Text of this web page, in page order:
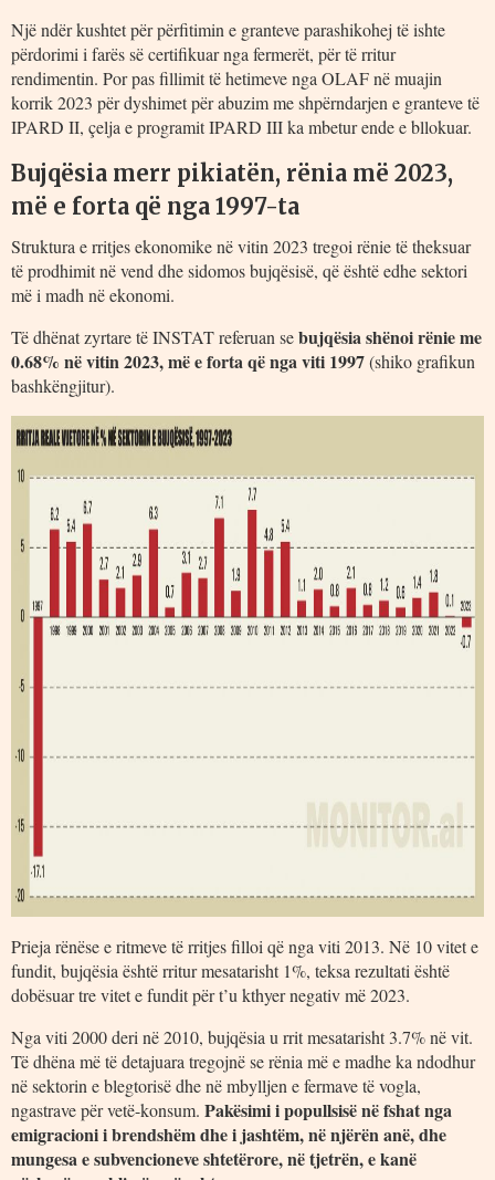
Një ndër kushtet për përfitimin e granteve parashikohej të ishte
përdorimi i farës së certifikuar nga fermerët, për të rritur
rendimentin. Por pas fillimit të hetimeve nga OLAF në muajin
korrik 2023 për dyshimet për abuzim me shpërndarjen e granteve të
IPARD II, çelja e programit IPARD III ka mbetur ende e bllokuar.
Bujqësia merr pikiatën, rënia më 2023,
më e forta që nga 1997-ta
Struktura e rritjes ekonomike në vitin 2023 tregoi rënie të theksuar
të prodhimit në vend dhe sidomos bujqësisë, që është edhe sektori
më i madh në ekonomi.
Të dhënat zyrtare të INSTAT referuan sebujqësia shënoi rënie me
0.68% në vitin 2023, më e forta që nga viti 1997(shiko grafikun
bashkëngjitur).
Prieja rënëse e ritmeve të rritjes filloi që nga viti 2013. Në 10 vitet e
fundit, bujqësia është rritur mesatarisht 1%, teksa rezultati është
dobësuar tre vitet e fundit për t’u kthyer negativ më 2023.
Nga viti 2000 deri në 2010, bujqësia u rrit mesatarisht 3.7% në vit.
Të dhëna më të detajuara tregojnë se rënia më e madhe ka ndodhur
në sektorin e blegtorisë dhe në mbylljen e fermave të vogla,
ngastrave për vetë-konsum. Pakësimi i popullsisë në fshat nga
emigracioni i brendshëm dhe i jashtëm, në njërën anë, dhe
mungesa e subvencioneve shtetërore, në tjetrën, e kanë